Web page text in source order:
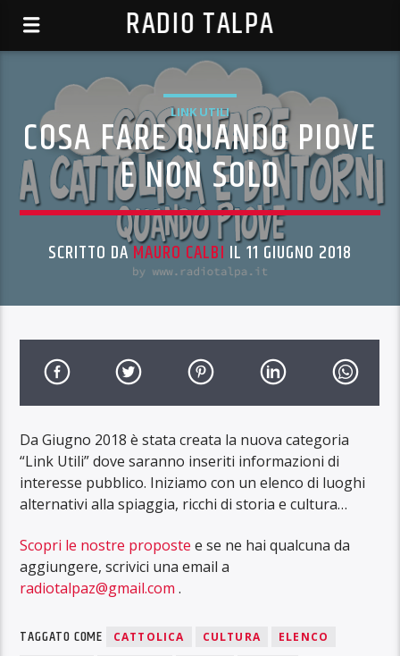
RADIO TALPA
LINK UTILI
COSA FARE QUANDO PIOVE
E NON SOLO
SCRITTO DAMAURO CALBI IL 11 GIUGNO 2018
Da Giugno 2018 è stata creata la nuova categoria
“Link Utili” dove saranno inseriti informazioni di
interesse pubblico. Iniziamo con un elenco di luoghi
alternativi alla spiaggia, ricchi di storia e cultura…
Scopri le nostre proposte e se ne hai qualcuna da
aggiungere, scrivici una email a
radiotalpaz@gmail.com .
TAGGATO COME CATTOLICA CULTURA
ELENCO